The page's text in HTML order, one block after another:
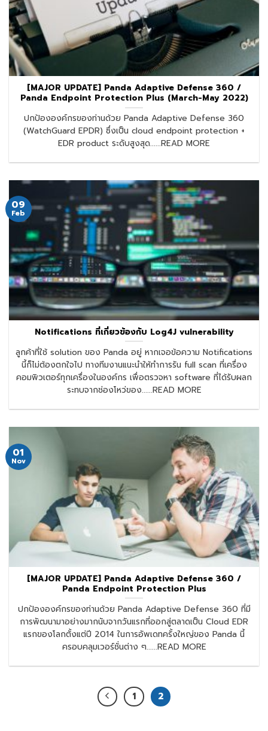
[MAJOR UPDATE] Panda Adaptive Defense 360 /
Panda Endpoint Protection Plus (March-May 2022)
ปกป้ององค์กรของท่านด้วย Panda Adaptive Defense 360
(WatchGuard EPDR) ซึ่งเป็น cloud endpoint protection +
EDR product ระดับสูงสุด......READ MORE
Notifications ที่เกี่ยวข้องกับ Log4J vulnerability
ลูกค้าที่ใช้ solution ของ Panda อยู่ หากเจอข้อความ Notifications
นี้ก็ไม่ต้องตกใจไป ทางทีมงานแนะนำให้ทำการรัน full scan ที่เครื่อง
คอมพิวเตอร์ทุกเครื่องในองค์กร เพื่อตรวจหา software ที่ได้รับผลก
ระทบจากช่องโหว่ของ......READ MORE
09
Feb
[MAJOR UPDATE] Panda Adaptive Defense 360 /
Panda Endpoint Protection Plus
ปกป้ององค์กรของท่านด้วย Panda Adaptive Defense 360 ที่มี
การพัฒนามาอย่างมากนับจากวันแรกที่ออกสู่ตลาดเป็น Cloud EDR
แรกของโลกตั้งแต่ปี 2014 ในการอัพเดทครั้งใหญ่ของ Panda นี้
ครอบคลุมเวอร์ชั่นต่าง ๆ......READ MORE
01
Nov
1 2